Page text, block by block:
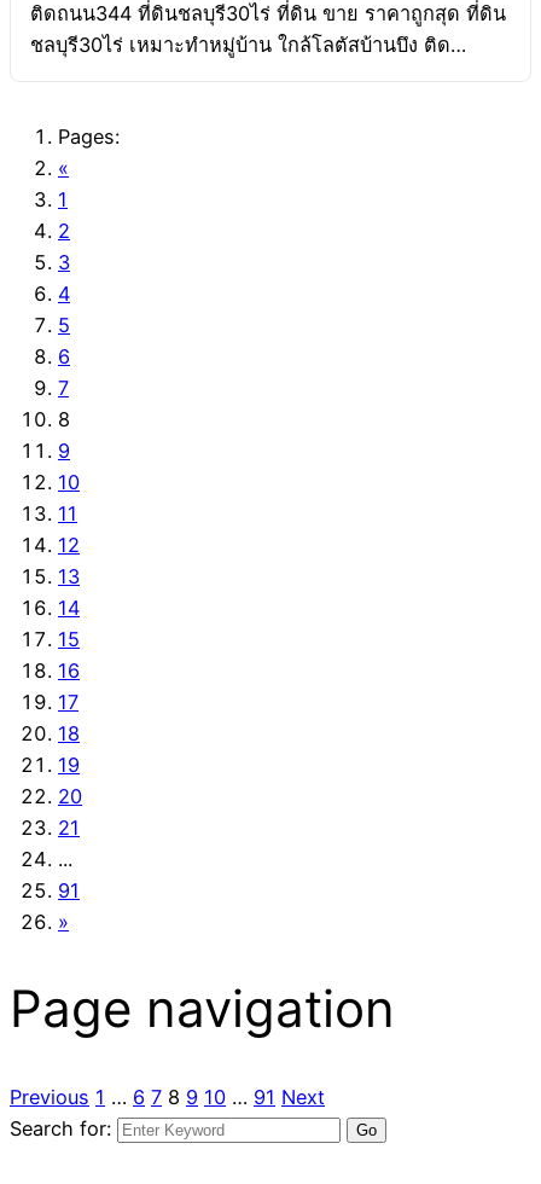
ติดถนน344 ที่ดินชลบุรี30ไร่ ที่ดิน ขาย ราคาถูกสุด ที่ดิน
ชลบุรี30ไร่ เหมาะทำหมู่บ้าน ใกล้โลตัสบ้านบึง ติด
ลงทุนบ้านบึง ชลบุรี 30 ไร่ ราคาถูกสุด ติดถนน344 ใกล้
โลตัสบ้านบึง เหมาะทำหมู่บ้าน ที่ดินเพื่อการลงทุนบ้านบึง
ชลบุรี 30 ไร่ ราคาถูกสุด ติดถนน344 ใกล้โลตัสบ้านบึง
เหมาะทำหมู่บ้าน ใกล้นิคมอมตะนครบ้านบึง ที่ดินพัฒนา
อสังหาริมทรัพย์ ชลบุรี นครบ้านบึง ที่ดินแปลงใหญ่ติด
ถนน ติดถนน 344 ใกล้โลตัส เหมาะทำโครงการหมู่บ้าน
โกดัง หรือ โรงงาน ราคาถูกสุด ขายที่ดินทำโครงการ
จัดสรร ชลบุรี-บ้านบึง ที่ดินบ้านบึงชลบุรีราคาถูก 30 ไร่
[…]
Pages:
«
1
2
3
4
5
6
7
8
9
10
11
12
13
14
15
16
17
18
19
20
21
...
91
»
Page navigation
Previous 1 … 6 7 8 9 10 … 91 Next
Search for: